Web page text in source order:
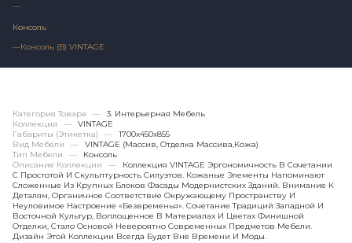
—
Консоль
—Консоль (B) VINTAGE
Категория Товара —
3. Интерьерная Мебель
Коллекция
—
VINTAGE
Габариты (этикетка)
—
1700х450x855
Вид Мебели
—
VINTAGE (массив, Отделка Массива,кожа)
Тип Мебели
—
Консоль
Описание Коллекции
—
Коллекция VINTAGE Эргономичность В Сочетании
С Простотой И Скульптурность Силуэтов. Кожаные Элементы Напоминают
Сложенные Из Крупных Блоков Фасады Модернистских Зданий. Внимание К
Деталям, Органичное Соответствие Окружающему Пространству И
Неуловимое Настроение «безвременья». Сочетание Традиций Западной И
Восточной Культур, Воплощенное В Материалах И Цветах Финишной
Отделки, Стало Основой Невероятно Современных Предметов Мебели.
Дизайн Этой Коллекции Всегда Будет Вне Времени И Моды.